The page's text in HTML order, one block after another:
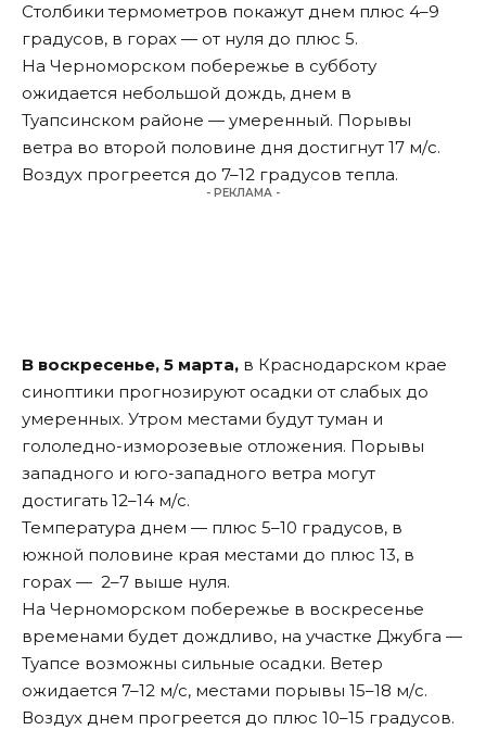
Столбики термометров покажут днем плюс 4–9
градусов, в горах — от нуля до плюс 5.
На Черноморском побережье в субботу
ожидается небольшой дождь, днем в
Туапсинском районе — умеренный. Порывы
ветра во второй половине дня достигнут 17 м/с.
Воздух прогреется до 7–12 градусов тепла.
- РЕКЛАМА -
В воскресенье, 5 марта, в Краснодарском крае
синоптики прогнозируют осадки от слабых до
умеренных. Утром местами будут туман и
гололедно-изморозевые отложения. Порывы
западного и юго-западного ветра могут
достигать 12–14 м/с.
Температура днем — плюс 5–10 градусов, в
южной половине края местами до плюс 13, в
горах — 2–7 выше нуля.
На Черноморском побережье в воскресенье
временами будет дождливо, на участке Джубга —
Туапсе возможны сильные осадки. Ветер
ожидается 7–12 м/с, местами порывы 15–18 м/с.
Воздух днем прогреется до плюс 10–15 градусов.